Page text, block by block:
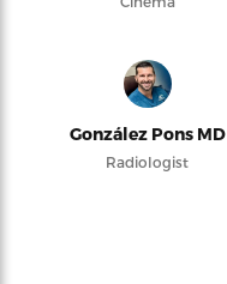
González Pons MD
Radiologist